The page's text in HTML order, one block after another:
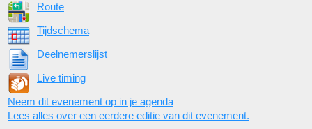
Route
Tijdschema
Deelnemerslijst
Live timing
Neem dit evenement op in je agenda
Lees alles over een eerdere editie van dit evenement.